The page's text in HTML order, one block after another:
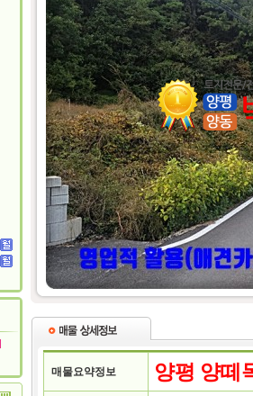
매물요약정보 양평 양떼